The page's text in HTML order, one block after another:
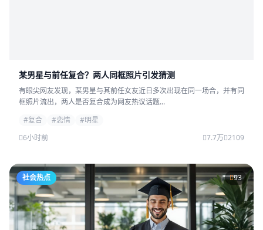
某男星与前任复合？两人同框照片引发猜测
有眼尖网友发现，某男星与其前任女友近日多次出现在同一场合，并有同
框照片流出，两人是否复合成为网友热议话题...
#复合
#恋情
#明星
6小时前
7.7万 2109
社会热点 93